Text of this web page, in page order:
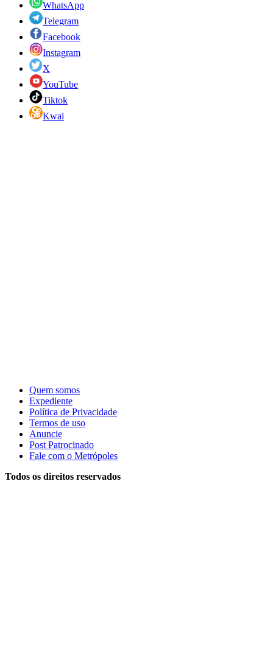
WhatsApp
Telegram
Facebook
Instagram
X
YouTube
Tiktok
Kwai
Quem somos
Expediente
Política de Privacidade
Termos de uso
Anuncie
Post Patrocinado
Fale com o Metrópoles
Todos os direitos reservados